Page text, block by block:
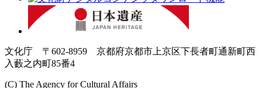
文化庁 〒602-8959 京都府京都市上京区下長者町通新町西
入藪之内町85番4
(C) The Agency for Cultural Affairs